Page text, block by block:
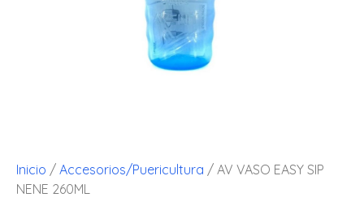
Inicio / Accesorios/Puericultura / AV VASO EASY SIP
NENE 260ML